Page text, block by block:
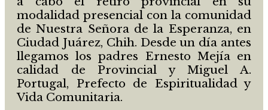
modalidad presencial con la comunidad
de Nuestra Señora de la Esperanza, en
Ciudad Juárez, Chih. Desde un día antes
llegamos los padres Ernesto Mejía en
calidad de Provincial y Miguel A.
Portugal, Prefecto de Espiritualidad y
Vida Comunitaria.